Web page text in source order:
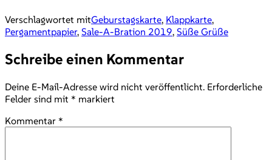
Verschlagwortet mitGeburstagskarte, Klappkarte,
Pergamentpapier, Sale-A-Bration 2019, Süße Grüße
Schreibe einen Kommentar
Deine E-Mail-Adresse wird nicht veröffentlicht. Erforderliche
Felder sind mit * markiert
Kommentar *